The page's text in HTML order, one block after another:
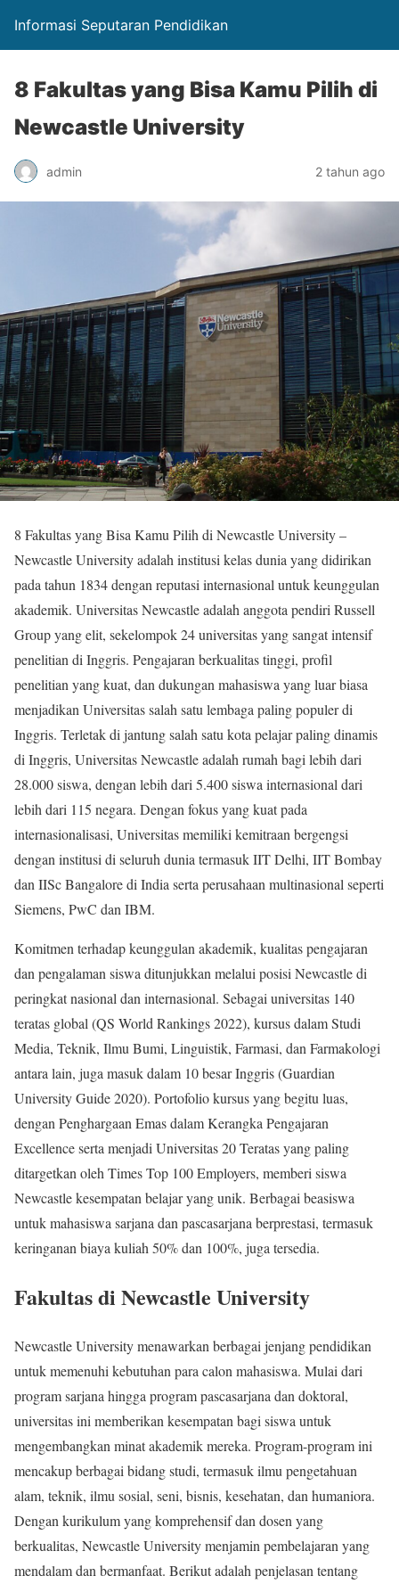
Informasi Seputaran Pendidikan
8 Fakultas yang Bisa Kamu Pilih di
Newcastle University
admin 2 tahun ago
8 Fakultas yang Bisa Kamu Pilih di Newcastle University –
Newcastle University adalah institusi kelas dunia yang didirikan
pada tahun 1834 dengan reputasi internasional untuk keunggulan
akademik. Universitas Newcastle adalah anggota pendiri Russell
Group yang elit, sekelompok 24 universitas yang sangat intensif
penelitian di Inggris. Pengajaran berkualitas tinggi, profil
penelitian yang kuat, dan dukungan mahasiswa yang luar biasa
menjadikan Universitas salah satu lembaga paling populer di
Inggris. Terletak di jantung salah satu kota pelajar paling dinamis
di Inggris, Universitas Newcastle adalah rumah bagi lebih dari
28.000 siswa, dengan lebih dari 5.400 siswa internasional dari
lebih dari 115 negara. Dengan fokus yang kuat pada
internasionalisasi, Universitas memiliki kemitraan bergengsi
dengan institusi di seluruh dunia termasuk IIT Delhi, IIT Bombay
dan IISc Bangalore di India serta perusahaan multinasional seperti
Siemens, PwC dan IBM.
Komitmen terhadap keunggulan akademik, kualitas pengajaran
dan pengalaman siswa ditunjukkan melalui posisi Newcastle di
peringkat nasional dan internasional. Sebagai universitas 140
teratas global (QS World Rankings 2022), kursus dalam Studi
Media, Teknik, Ilmu Bumi, Linguistik, Farmasi, dan Farmakologi
antara lain, juga masuk dalam 10 besar Inggris (Guardian
University Guide 2020). Portofolio kursus yang begitu luas,
dengan Penghargaan Emas dalam Kerangka Pengajaran
Excellence serta menjadi Universitas 20 Teratas yang paling
ditargetkan oleh Times Top 100 Employers, memberi siswa
Newcastle kesempatan belajar yang unik. Berbagai beasiswa
untuk mahasiswa sarjana dan pascasarjana berprestasi, termasuk
keringanan biaya kuliah 50% dan 100%, juga tersedia.
Fakultas di Newcastle University
Newcastle University menawarkan berbagai jenjang pendidikan
untuk memenuhi kebutuhan para calon mahasiswa. Mulai dari
program sarjana hingga program pascasarjana dan doktoral,
universitas ini memberikan kesempatan bagi siswa untuk
mengembangkan minat akademik mereka. Program-program ini
mencakup berbagai bidang studi, termasuk ilmu pengetahuan
alam, teknik, ilmu sosial, seni, bisnis, kesehatan, dan humaniora.
Dengan kurikulum yang komprehensif dan dosen yang
berkualitas, Newcastle University menjamin pembelajaran yang
mendalam dan bermanfaat. Berikut adalah penjelasan tentang